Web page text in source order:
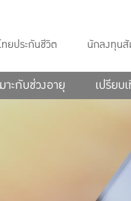
ยประกันชีวิต นักลงทุน
ะกับช่วงอายุ เปรียบ